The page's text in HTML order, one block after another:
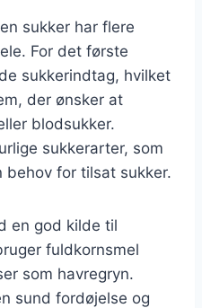
sukker har flere
For det første
sukkerindtag, hvilket
der ønsker at
blodsukker.
sukkerarter, som
behov for tilsat sukker.
en god kilde til
fuldkornsmel
som havregryn.
sund fordøjelse og